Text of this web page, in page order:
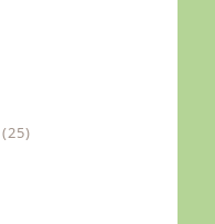
(25)